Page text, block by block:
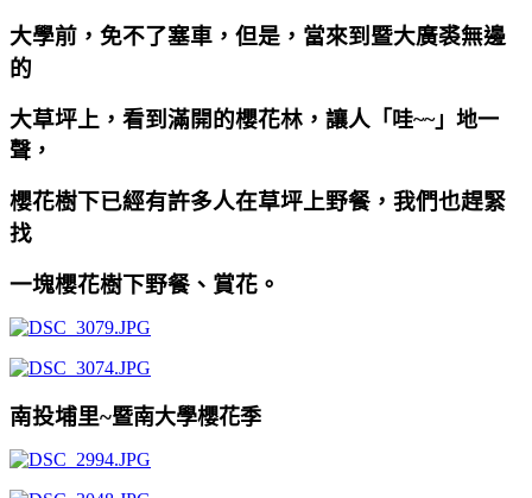
大學前，免不了塞車，但是，當來到暨大廣裘無邊
的
大草坪上，看到滿開的櫻花林，讓人 「哇~~」地一
聲，
櫻花樹下已經有許多人在草坪上野餐，我們也趕緊
找
一塊櫻花樹下野餐、賞花。
南投埔里~暨南大學櫻花季